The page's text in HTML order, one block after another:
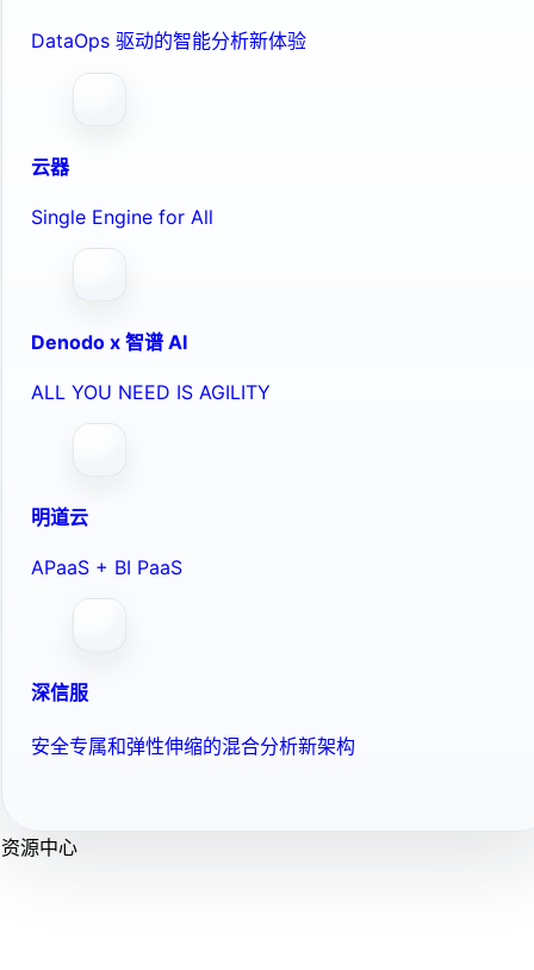
DataOps 驱动的智能分析新体验
云器
Single Engine for All
Denodo x 智谱 AI
ALL YOU NEED IS AGILITY
明道云
APaaS + BI PaaS
深信服
安全专属和弹性伸缩的混合分析新架构
资源中心